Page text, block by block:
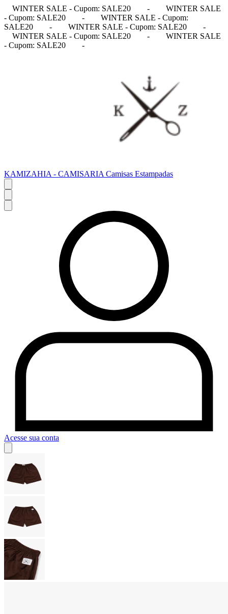
WINTER SALE - Cupom: SALE20 -
WINTER SALE
- Cupom: SALE20
-
WINTER SALE - Cupom:
SALE20
- WINTER SALE - Cupom: SALE20
-
WINTER SALE - Cupom: SALE20
-
WINTER SALE
- Cupom: SALE20
-
KAMIZAHIA - CAMISARIA Camisas Estampadas
Acesse sua conta